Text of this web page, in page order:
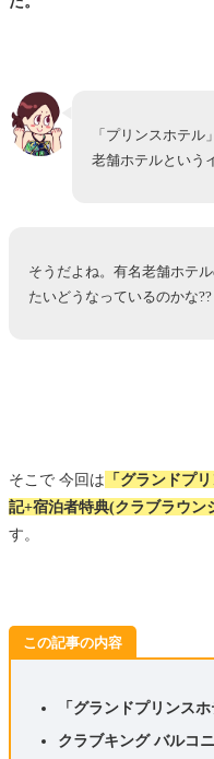
「プリンスホテル
老舗ホテルという
そうだよね。有名老舗ホテ
たいどうなっているのかな
そこで 今回は 「グランドプ
記+宿泊者特典(クラブラウン
す。
この記事の内容
「グランドプリンス
クラブキング バルコ